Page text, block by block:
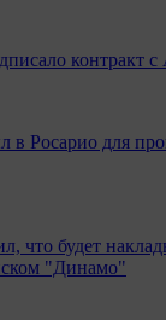
контракт
в Росарио для
что будет
"Динамо"